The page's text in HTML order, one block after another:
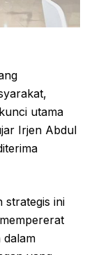
utama
Irjen Abdul
strategis ini
dalam